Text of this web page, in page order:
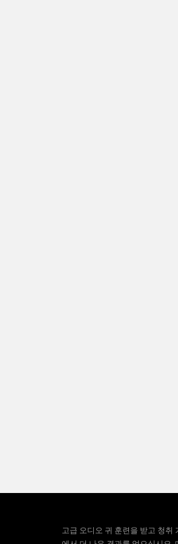
고급 오디오 귀 훈련을 받고 청취